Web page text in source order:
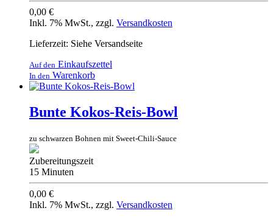
0,00 €
Inkl. 7% MwSt., zzgl. Versandkosten
Lieferzeit: Siehe Versandseite
Auf den Einkaufszettel
In den Warenkorb
Bunte Kokos-Reis-Bowl
zu schwarzen Bohnen mit Sweet-Chili-Sauce
Zubereitungszeit
15 Minuten
0,00 €
Inkl. 7% MwSt., zzgl. Versandkosten